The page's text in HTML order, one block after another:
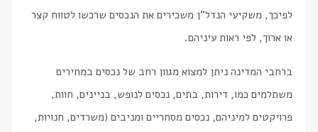
לפיכך, משקיעי הנדל"ן משכירים את הנכסים שרכשו לטווח קצר
או ארוך, לפי ראות עיניהם.
ברחבי המדינה ניתן למצוא מגוון רחב של נכסים במחירים
משתלמים כמו, דירות, בתים, נכסים לנופש, בניינים, חוות,
פרויקטים למיניהם, נכסים מסחריים ומניבים (משרדים, חנויות,